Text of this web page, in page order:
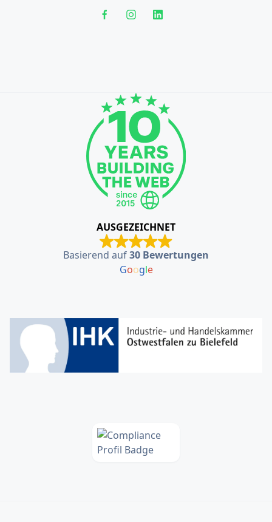
AUSGEZEICHNET
Basierend auf30 Bewertungen
Google